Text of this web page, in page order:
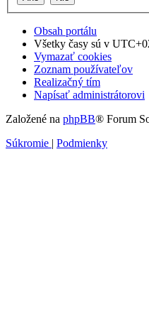
Obsah portálu
Všetky časy sú v
Vymazať cookies
Zoznam používateľov
Realizačný tím
Napísať administrátorovi
Založené na phpBB® Forum
Súkromie | Podmienky